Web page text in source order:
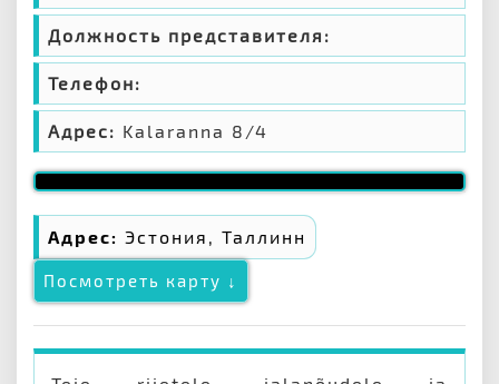
Должность представителя:
Телефон:
Адрес: Kalaranna 8/4
Адрес: Эстония, Таллинн
Посмотреть карту ↓